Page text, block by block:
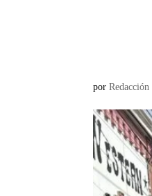
porRedacción